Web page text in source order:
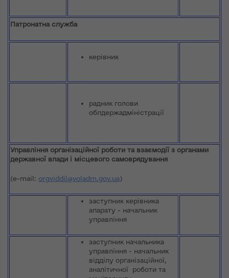
Патронатна служба
керівник
радник голови
облдержадміністрації
Управління організаційної роботи та взаємодії з органами
державної влади і місцевого самоврядування
(e-mail: orgviddil@voladm.gov.ua)
заступник керівника
апарату - начальник
управління
заступник начальника
управління - начальник
відділу організаційної,
аналітичної роботи та